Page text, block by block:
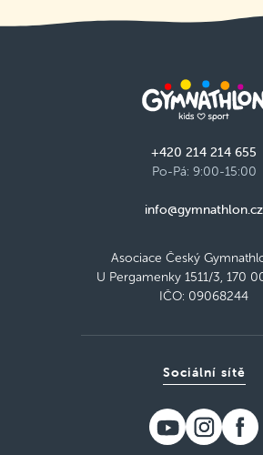
+420 214 214 655
Po-Pá: 9:00-15:00
info@gymnathlon.cz
Asociace Český
U Pergamenky 1511/3, 170
IČO: 09068244
Sociální sítě